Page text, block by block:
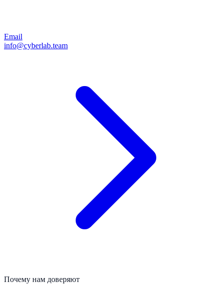
Email
info@cyberlab.team
Почему нам доверяют